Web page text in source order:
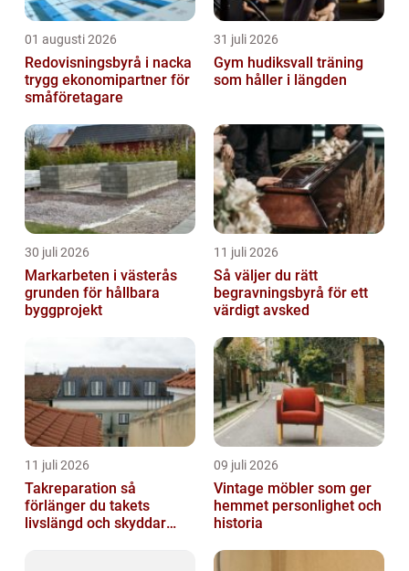
01 augusti 2026
Redovisningsbyrå i nacka
trygg ekonomipartner för
småföretagare
31 juli 2026
Gym hudiksvall träning
som håller i längden
30 juli 2026
Markarbeten i västerås
grunden för hållbara
byggprojekt
11 juli 2026
Så väljer du rätt
begravningsbyrå för ett
värdigt avsked
11 juli 2026
Takreparation så
förlänger du takets
livslängd och skyddar
09 juli 2026
Vintage möbler som ger
hemmet personlighet och
historia